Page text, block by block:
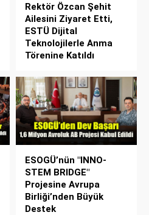
Rektör Özcan Şehit
Ailesini Ziyaret Etti,
ESTÜ Dijital
Teknolojilerle Anma
Törenine Katıldı
ESOGÜ’nün "INNO-
STEM BRIDGE"
Projesine Avrupa
Birliği’nden Büyük
Destek